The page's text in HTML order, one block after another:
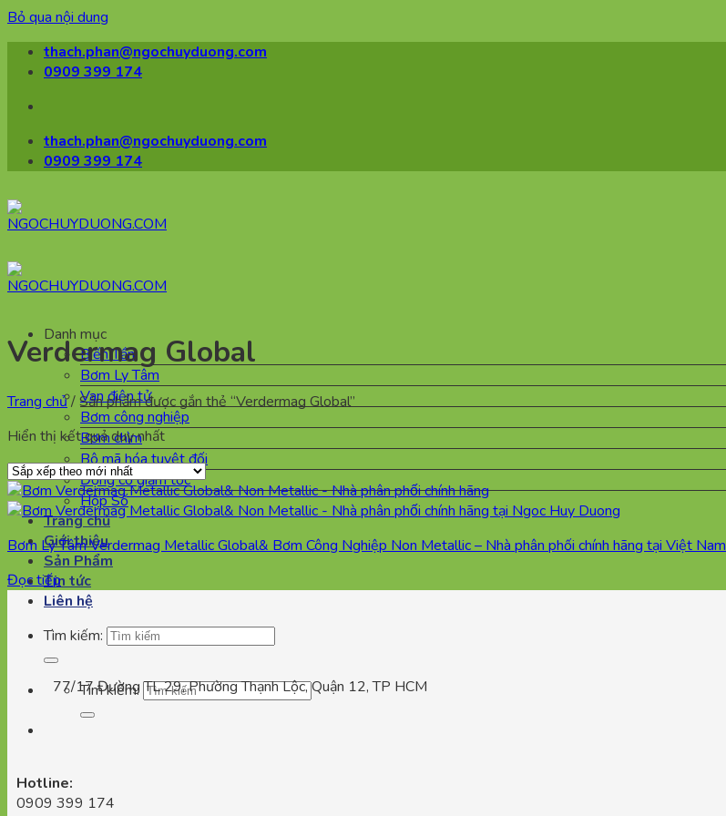
Bỏ qua nội dung
thach.phan@ngochuyduong.com
0909 399 174
thach.phan@ngochuyduong.com
0909 399 174
Danh mục
Biến Tần
Bơm Ly Tâm
Van điện tử
Bơm công nghiệp
Bơm chìm
Bộ mã hóa tuyệt đối
Động cơ giảm tốc
Hộp Số
Trang chủ
Giới thiệu
Sản Phẩm
Tin tức
Liên hệ
Tìm kiếm:
Tìm kiếm:
Verdermag Global
Trang chủ/Sản phẩm được gắn thẻ “Verdermag Global”
Hiển thị kết quả duy nhất
Bơm Ly Tâm Verdermag Metallic Global& Bơm Công Nghiệp Non Metallic – Nhà phân phối chính hãng tại Việt Nam
Đọc tiếp
77/17 Đường TL 29, Phường Thạnh Lộc, Quận 12, TP HCM
Hotline:
0909 399 174